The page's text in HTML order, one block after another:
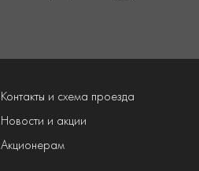
Контакты и схема проезда
Новости и акции
Акционерам